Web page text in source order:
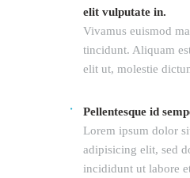
elit vulputate in.
Vivamus euismod
tincidunt. Aliquam
elit ut, molestie
Pellentesque id
Lorem ipsum dolor
adipisicing elit, sed
incididunt ut labore